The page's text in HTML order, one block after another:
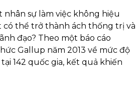
nhân sự làm việc không hiệu
có thể trở thành ách thống trị và
đạo? Theo một báo cáo
Gallup năm 2013 về mức độ
142 quốc gia, kết quả khiến